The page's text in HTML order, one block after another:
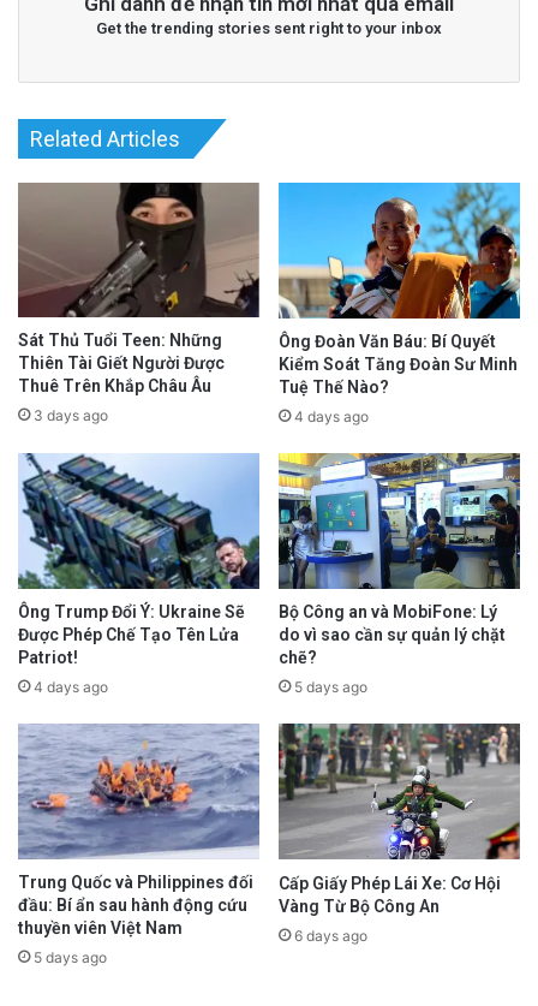
Get the trending stories sent right to your inbox
Related Articles
Sát Thủ Tuổi Teen: Những
Thiên Tài Giết Người Được
Thuê Trên Khắp Châu Âu
3 days ago
Ông Đoàn Văn Báu: Bí Quyết
Kiểm Soát Tăng Đoàn Sư Minh
Tuệ Thế Nào?
4 days ago
Ông Trump Đổi Ý: Ukraine Sẽ
Được Phép Chế Tạo Tên Lửa
Patriot!
4 days ago
Bộ Công an và MobiFone: Lý
do vì sao cần sự quản lý chặt
chẽ?
5 days ago
Trung Quốc và Philippines đối
đầu: Bí ẩn sau hành động cứu
thuyền viên Việt Nam
5 days ago
Cấp Giấy Phép Lái Xe: Cơ Hội
Vàng Từ Bộ Công An
6 days ago